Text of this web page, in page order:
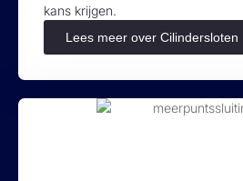
kans krijgen.
Lees meer over Cilindersloten